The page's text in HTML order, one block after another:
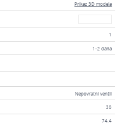
Prikaz 3D modela
1
1-2 dana
Nepovratni ventil
30
74,4